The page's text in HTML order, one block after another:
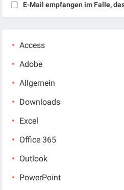
E-Mail empfangen im Falle,
Access
Adobe
Allgemein
Downloads
Excel
Office 365
Outlook
PowerPoint